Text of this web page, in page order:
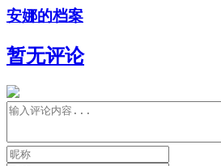
安娜的档案
暂无评论